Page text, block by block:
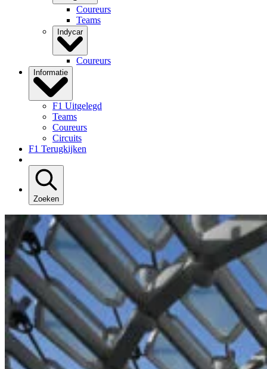
Coureurs
Teams
Indycar
Coureurs
Informatie
F1 Uitgelegd
Teams
Coureurs
Circuits
F1 Terugkijken
Zoeken